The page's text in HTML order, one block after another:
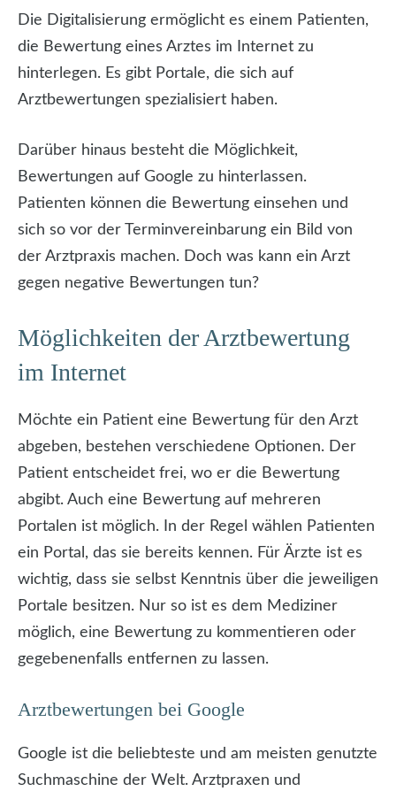
Die Digitalisierung ermöglicht es einem Patienten,
die Bewertung eines Arztes im Internet zu
hinterlegen. Es gibt Portale, die sich auf
Arztbewertungen spezialisiert haben.
Darüber hinaus besteht die Möglichkeit,
Bewertungen auf Google zu hinterlassen.
Patienten können die Bewertung einsehen und
sich so vor der Terminvereinbarung ein Bild von
der Arztpraxis machen. Doch was kann ein Arzt
gegen negative Bewertungen tun?
Möglichkeiten der Arztbewertung
im Internet
Möchte ein Patient eine Bewertung für den Arzt
abgeben, bestehen verschiedene Optionen. Der
Patient entscheidet frei, wo er die Bewertung
abgibt. Auch eine Bewertung auf mehreren
Portalen ist möglich. In der Regel wählen Patienten
ein Portal, das sie bereits kennen. Für Ärzte ist es
wichtig, dass sie selbst Kenntnis über die jeweiligen
Portale besitzen. Nur so ist es dem Mediziner
möglich, eine Bewertung zu kommentieren oder
gegebenenfalls entfernen zu lassen.
Arztbewertungen bei Google
Google ist die beliebteste und am meisten genutzte
Suchmaschine der Welt. Arztpraxen und